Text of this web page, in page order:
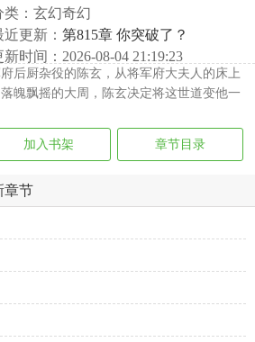
类：玄幻奇幻
近更新： 第815章 你突破了？
新时间：2026-08-04 21:19:23
后厨杂役的陈玄，从将军府大夫人的床上
魄飘摇的大周，陈玄决定将这世道变他一
加入书架 章节目录
章节